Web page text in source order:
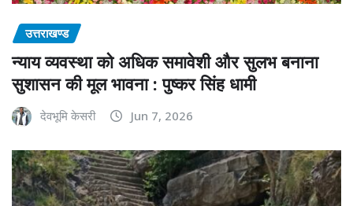
उत्तराखण्ड
न्याय व्यवस्था को अधिक समावेशी और सुलभ बनाना
सुशासन की मूल भावना : पुष्कर सिंह धामी
देवभूमि केसरी Jun 7, 2026